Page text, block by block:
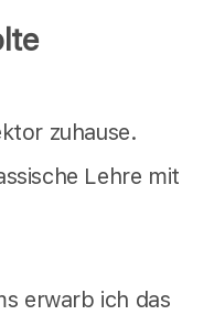
zuhause.
Lehre mit
erwarb ich das